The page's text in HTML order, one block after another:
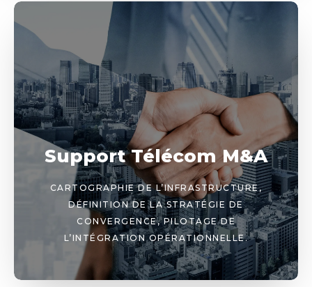
Support Télécom M&A
CARTOGRAPHIE DE L’INFRASTRUCTURE,
DÉFINITION DE LA STRATÉGIE DE
CONVERGENCE, PILOTAGE DE
L’INTÉGRATION OPÉRATIONNELLE.